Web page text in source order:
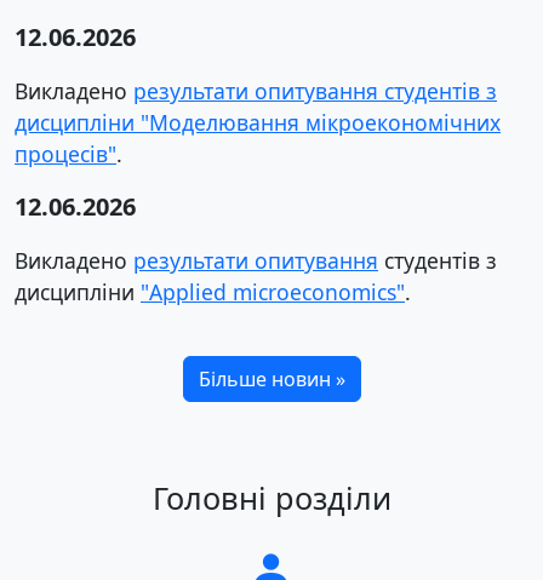
12.06.2026
Викладено результати опитування студентів з
дисципліни "Моделювання мікроекономічних
процесів".
12.06.2026
Викладено результати опитування студентів з
дисципліни "Applied microeconomics".
Більше новин »
Головні розділи